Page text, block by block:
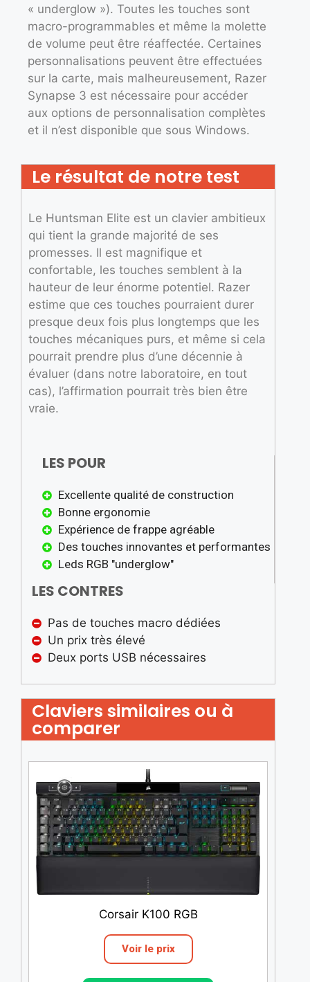
« underglow »). Toutes les touches sont
macro-programmables et même la molette
de volume peut être réaffectée. Certaines
personnalisations peuvent être effectuées
sur la carte, mais malheureusement, Razer
Synapse 3 est nécessaire pour accéder
aux options de personnalisation complètes
et il n’est disponible que sous Windows.
Le résultat de notre test
Le Huntsman Elite est un clavier ambitieux
qui tient la grande majorité de ses
promesses. Il est magnifique et
confortable, les touches semblent à la
hauteur de leur énorme potentiel. Razer
estime que ces touches pourraient durer
presque deux fois plus longtemps que les
touches mécaniques purs, et même si cela
pourrait prendre plus d’une décennie à
évaluer (dans notre laboratoire, en tout
cas), l’affirmation pourrait très bien être
vraie.
LES POUR
Excellente qualité de construction
Bonne ergonomie
Expérience de frappe agréable
Des touches innovantes et performantes
Leds RGB "underglow"
LES CONTRES
Pas de touches macro dédiées
Un prix très élevé
Deux ports USB nécessaires
Claviers similaires ou à
comparer
Corsair K100 RGB
Voir le prix